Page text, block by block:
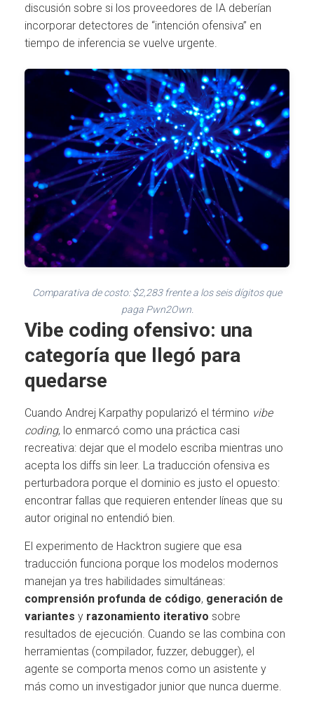
discusión sobre si los proveedores de IA deberían
incorporar detectores de “intención ofensiva” en
tiempo de inferencia se vuelve urgente.
Comparativa de costo: $2,283 frente a los seis dígitos que
paga Pwn2Own.
Vibe coding ofensivo: una
categoría que llegó para
quedarse
Cuando Andrej Karpathy popularizó el término vibe
coding, lo enmarcó como una práctica casi
recreativa: dejar que el modelo escriba mientras uno
acepta los diffs sin leer. La traducción ofensiva es
perturbadora porque el dominio es justo el opuesto:
encontrar fallas que requieren entender líneas que su
autor original no entendió bien.
El experimento de Hacktron sugiere que esa
traducción funciona porque los modelos modernos
manejan ya tres habilidades simultáneas:
comprensión profunda de código, generación de
variantes y razonamiento iterativo sobre
resultados de ejecución. Cuando se las combina con
herramientas (compilador, fuzzer, debugger), el
agente se comporta menos como un asistente y
más como un investigador junior que nunca duerme.